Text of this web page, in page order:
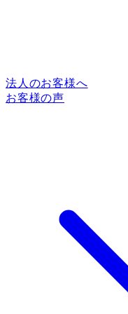
法人のお客様へ
お客様の声